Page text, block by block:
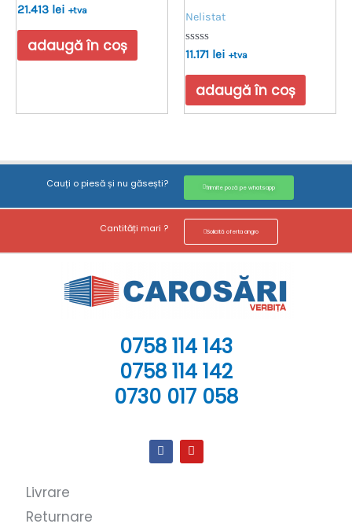
Evaluat
0
din
21.413 lei +tva
adaugă în coș
Nelistat
Evaluat
0
din
11.171 lei +tva
adaugă în coș
Cauți o piesă și nu găsești? Trimite poză pe whatsapp
Cantități mari ? Solicită oferta angro
0758 114 143
0758 114 142
0730 017 058
Livrare
Returnare